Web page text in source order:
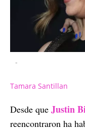
-
Tamara Santillan
Desde que Justin
reencontraron ha